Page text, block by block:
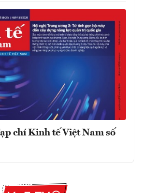
chí Kinh tế Việt Nam số